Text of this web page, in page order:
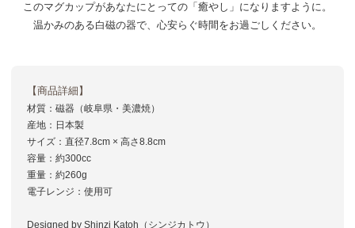
このマグカップがあなたにとっての 「癒やし」になりますように。
温かみのある白磁の器で、 心安らぐ時間をお過ごしください。
【商品詳細】
材質：磁器（岐阜県・美濃焼）
産地：日本製
サイズ：直径7.8cm × 高さ8.8cm
容量：約300cc
重量：約260g
電子レンジ：使用可
Designed by Shinzi Katoh（シンジカトウ）